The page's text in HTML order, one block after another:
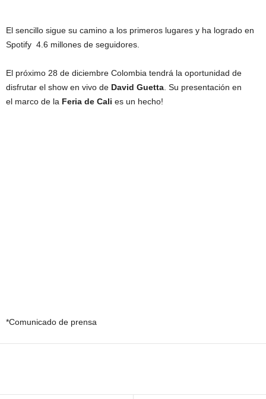
El sencillo sigue su camino a los primeros lugares y ha logrado en
Spotify 4.6 millones de seguidores.
El próximo 28 de diciembre Colombia tendrá la oportunidad de
disfrutar el show en vivo de David Guetta . Su presentación en
el marco de la Feria de Cali es un hecho!
*Comunicado de prensa